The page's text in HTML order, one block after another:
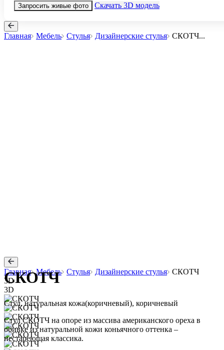
Запросить живые фото Скачать 3D модель
Главная Мебель Стулья Дизайнерские стулья СКОТЧ...
Главная Мебель Стулья Дизайнерские стулья СКОТЧ
3D
3D
СКОТЧ
Стул, натуральная кожа(коричневый), коричневый
Стул СКОТЧ на опоре из массива американского ореха в
обивке из натуральной кожи коньячного оттенка –
нестареющая классика.